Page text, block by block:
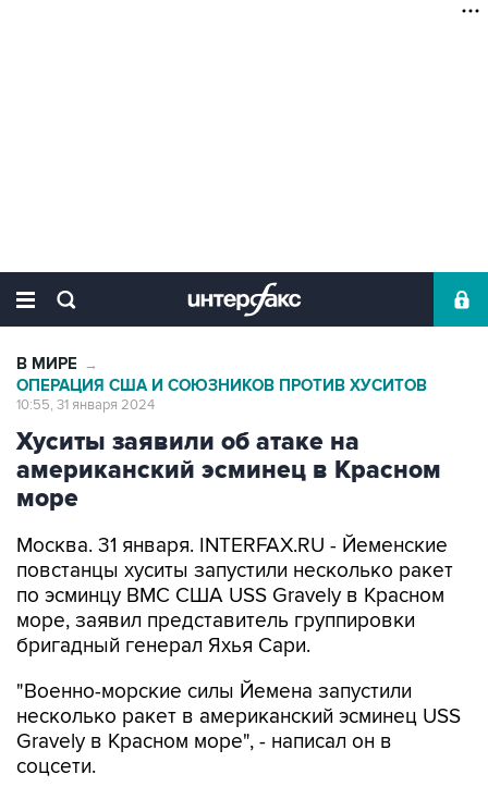
В МИРЕ →
ОПЕРАЦИЯ США И СОЮЗНИКОВ ПРОТИВ ХУСИТОВ
10:55, 31 января 2024
Хуситы заявили об атаке на
американский эсминец в Красном
море
Москва. 31 января. INTERFAX.RU - Йеменские
повстанцы хуситы запустили несколько ракет
по эсминцу ВМС США USS Gravely в Красном
море, заявил представитель группировки
бригадный генерал Яхья Сари.
"Военно-морские силы Йемена запустили
несколько ракет в американский эсминец USS
Gravely в Красном море", - написал он в
соцсети.